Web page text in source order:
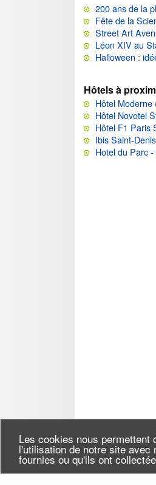
Les cookies nous
l'utilisation de notre site
fournies ou qu'ils ont
200 ans de la
Fête de la
Street Art
Léon XIV au
Halloween :
Hôtels à
Hôtel Moderne
Hôtel Novotel
Hôtel F1 Paris
Ibis Saint-
Hotel du Parc